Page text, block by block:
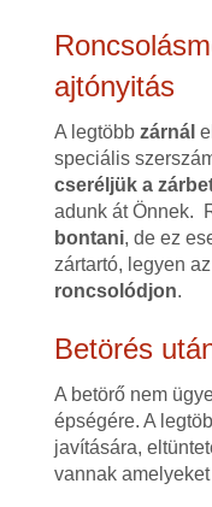
ajtónyitás
A legtöbb zárnál
speciális
cseréljük a
adunk át Önnek.
bontani, de ez
zártartó, legyen
roncsolódjon.
Betörés
A betörő nem
épségére. A
javítására,
vannak